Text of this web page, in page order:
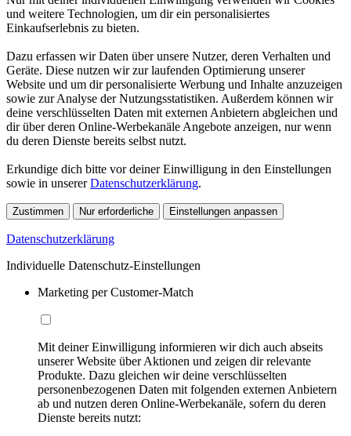
und weitere Technologien, um dir ein personalisiertes
Einkaufserlebnis zu bieten.
Dazu erfassen wir Daten über unsere Nutzer, deren Verhalten und
Geräte. Diese nutzen wir zur laufenden Optimierung unserer
Website und um dir personalisierte Werbung und Inhalte anzuzeigen
sowie zur Analyse der Nutzungsstatistiken. Außerdem können wir
deine verschlüsselten Daten mit externen Anbietern abgleichen und
dir über deren Online-Werbekanäle Angebote anzeigen, nur wenn
du deren Dienste bereits selbst nutzt.
Erkundige dich bitte vor deiner Einwilligung in den Einstellungen
sowie in unsererDatenschutzerklärung.
Zustimmen Nur erforderliche Einstellungen anpassen
Datenschutzerklärung
Individuelle Datenschutz-Einstellungen
Marketing per Customer-Match
Mit deiner Einwilligung informieren wir dich auch abseits
unserer Website über Aktionen und zeigen dir relevante
Produkte. Dazu gleichen wir deine verschlüsselten
personenbezogenen Daten mit folgenden externen Anbietern
ab und nutzen deren Online-Werbekanäle, sofern du deren
Dienste bereits nutzt: